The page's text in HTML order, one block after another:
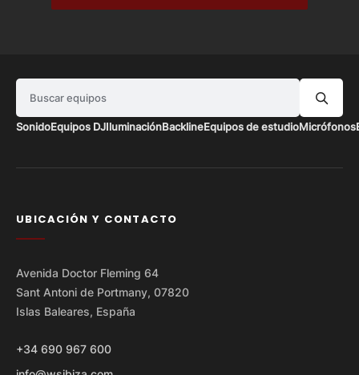
SonidoEquipos DJIluminaciónBacklineEquipos de estudioMicrófonos
UBICACIÓN Y CONTACTO
Avenida Doctor Fleming 64
Sant Antoni de Portmany, 07820
Islas Baleares, España
+34 690 967 600